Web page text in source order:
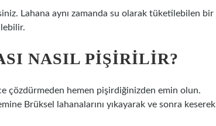
Lahana aynı zamanda su olarak tüketilebilen bir
NASIL PIŞIRILIR?
çözdürmeden hemen pişirdiğinizden emin olun.
Brüksel lahanalarını yıkayarak ve sonra keserek